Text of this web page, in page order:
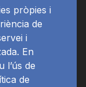
pròpies i
de
i
En
l’ús de
de